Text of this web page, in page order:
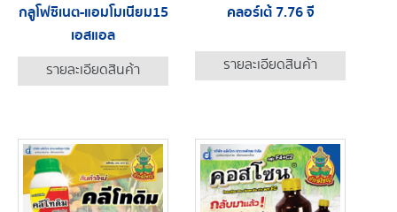
กลูโฟซิเนต-แอมโมเนียม15
เอสแอล
รายละเอียดสินค้า
คลอร์เต้ 7.76 จี
รายละเอียดสินค้า